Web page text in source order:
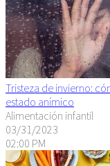
Tristeza de invierno:
estado anímico
Alimentación infantil
03/31/2023
02:00 PM